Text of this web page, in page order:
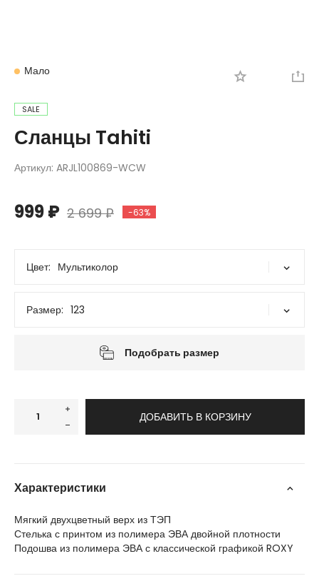
Мало
SALE
Сланцы Tahiti
Артикул: ARJL100869-WCW
999 ₽ 2 699 ₽ -63%
Цвет: Мультиколор
Мультиколор
Размер: 123
Подобрать размер
ДОБАВИТЬ В КОРЗИНУ
Характеристики
Мягкий двухцветный верх из ТЭП
Стелька с принтом из полимера ЭВА двойной плотности
Подошва из полимера ЭВА с классической графикой ROXY